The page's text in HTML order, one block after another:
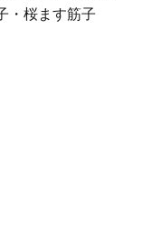
・桜ます筋子